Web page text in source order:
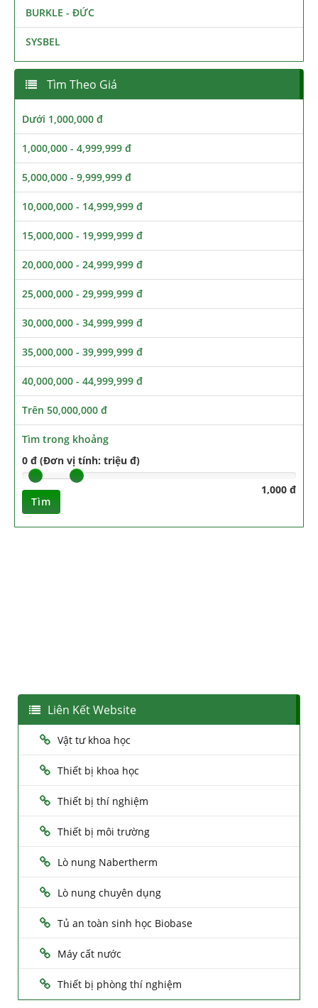
BURKLE - ĐỨC
SYSBEL
Tìm Theo Giá
Dưới 1,000,000 đ
1,000,000 - 4,999,999 đ
5,000,000 - 9,999,999 đ
10,000,000 - 14,999,999 đ
15,000,000 - 19,999,999 đ
20,000,000 - 24,999,999 đ
25,000,000 - 29,999,999 đ
30,000,000 - 34,999,999 đ
35,000,000 - 39,999,999 đ
40,000,000 - 44,999,999 đ
Trên 50,000,000 đ
Tìm trong khoảng
0 đ (Đơn vị tính: triệu đ)
1,000 đ
Tìm
Liên Kết Website
Vật tư khoa học
Thiết bị khoa học
Thiết bị thí nghiệm
Thiết bị môi trường
Lò nung Nabertherm
Lò nung chuyên dụng
Tủ an toàn sinh học Biobase
Máy cất nước
Thiết bị phòng thí nghiệm